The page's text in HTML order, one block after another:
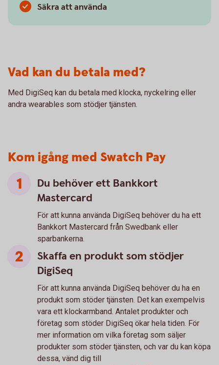
Säkra att använda
Vad kan du betala med?
Med DigiSeq kan du betala med klocka, nyckelring eller
andra wearables som stödjer tjänsten.
Kom igång med Swatch Pay
Du behöver ett Bankkort
Mastercard
För att kunna använda DigiSeq behöver du ha ett
Bankkort Mastercard från Swedbank eller
sparbankerna.
Skaffa en produkt som stödjer
DigiSeq
För att kunna använda DigiSeq behöver du ha en
produkt som stöder tjänsten. Det kan exempelvis
vara ett klockarmband. Antalet produkter och
företag som stöder DigiSeq ökar hela tiden. För
mer information om vilka företag som säljer
produkter som stöder tjänsten, och var du kan köpa
dessa, vänd dig till